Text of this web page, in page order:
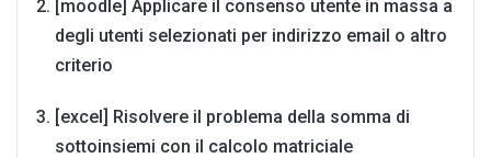
[moodle] Applicare il consenso utente in massa a
degli utenti selezionati per indirizzo email o altro
criterio
[excel] Risolvere il problema della somma di
sottoinsiemi con il calcolo matriciale